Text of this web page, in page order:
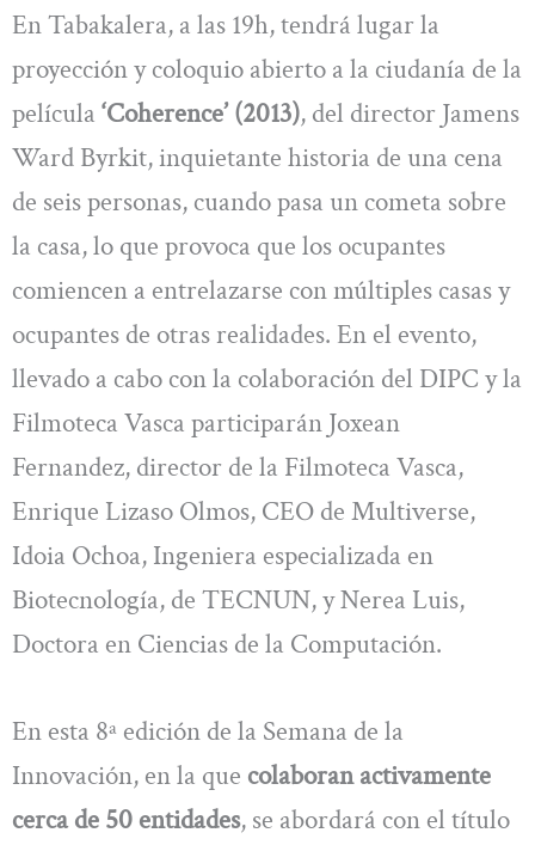
En Tabakalera, a las 19h, tendrá lugar la
proyección y coloquio abierto a la ciudanía de la
película ‘Coherence’ (2013), del director Jamens
Ward Byrkit, inquietante historia de una cena
de seis personas, cuando pasa un cometa sobre
la casa, lo que provoca que los ocupantes
comiencen a entrelazarse con múltiples casas y
ocupantes de otras realidades. En el evento,
llevado a cabo con la colaboración del DIPC y la
Filmoteca Vasca participarán Joxean
Fernandez, director de la Filmoteca Vasca,
Enrique Lizaso Olmos, CEO de Multiverse,
Idoia Ochoa, Ingeniera especializada en
Biotecnología, de TECNUN, y Nerea Luis,
Doctora en Ciencias de la Computación.
En esta 8ª edición de la Semana de la
Innovación, en la que colaboran activamente
cerca de 50 entidades, se abordará con el título